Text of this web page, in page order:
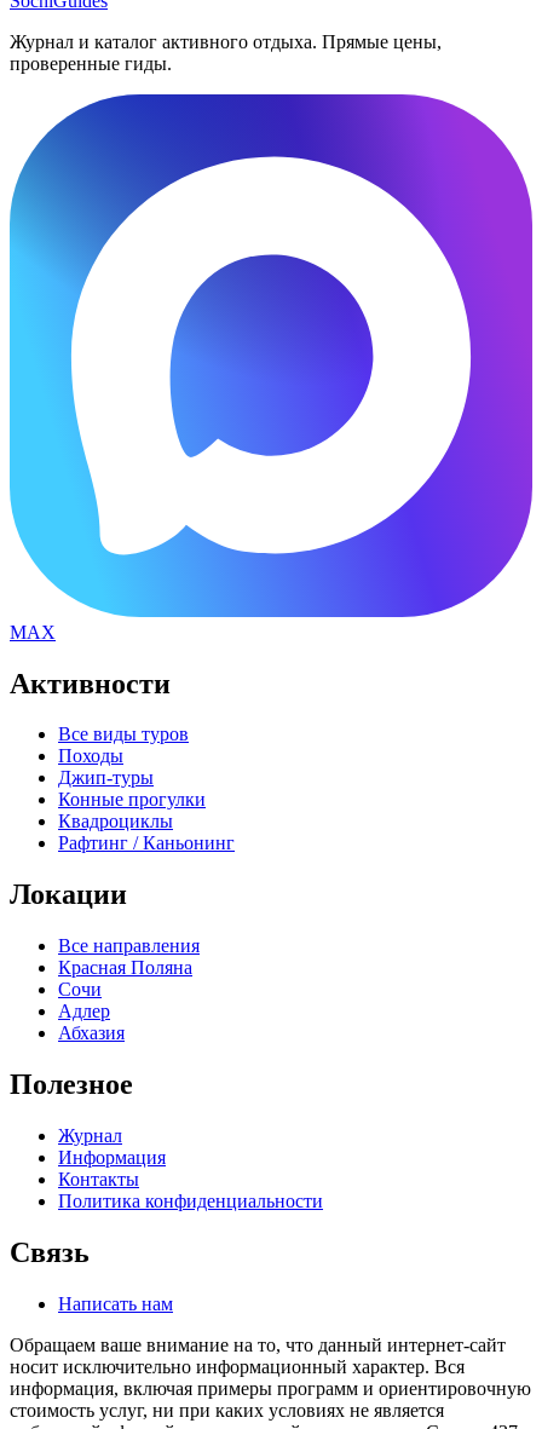
Журнал и каталог активного отдыха. Прямые цены,
проверенные гиды.
MAX
Активности
Все виды туров
Походы
Джип-туры
Конные прогулки
Квадроциклы
Рафтинг / Каньонинг
Локации
Все направления
Красная Поляна
Сочи
Адлер
Абхазия
Полезное
Журнал
Информация
Контакты
Политика конфиденциальности
Связь
Написать нам
Обращаем ваше внимание на то, что данный интернет-сайт
носит исключительно информационный характер. Вся
информация, включая примеры программ и ориентировочную
стоимость услуг, ни при каких условиях не является